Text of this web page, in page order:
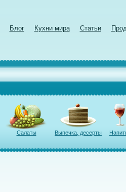
Блог Кухни мира Статьи
Салаты Выпечка, десерты